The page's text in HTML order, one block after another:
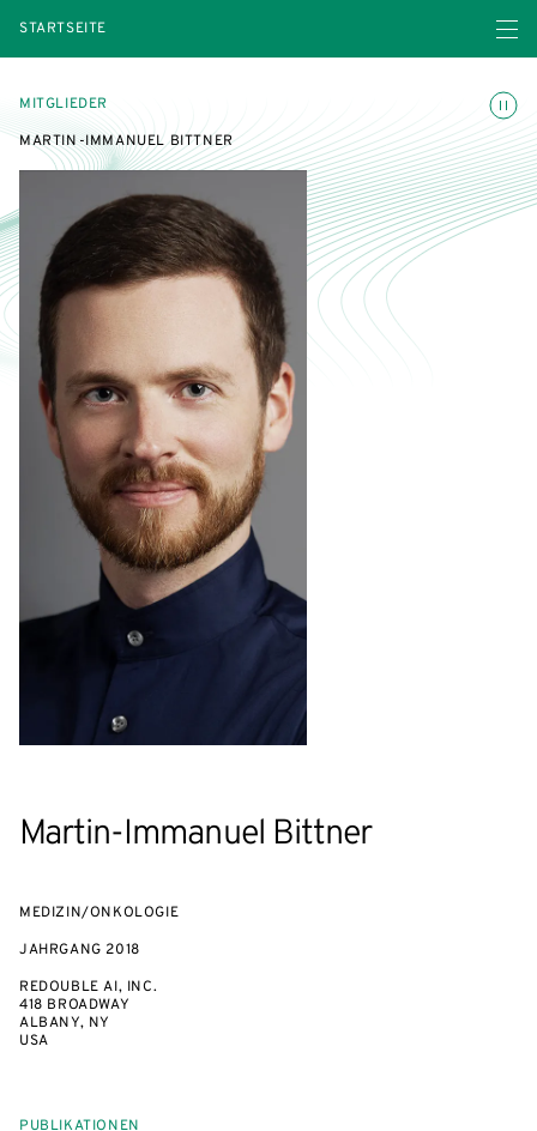
STARTSEITE Menü
MITGLIEDER
MARTIN-IMMANUEL BITTNER
Martin-Immanuel Bittner
MEDIZIN/ONKOLOGIE
JAHRGANG 2018
REDOUBLE AI, INC.
418 BROADWAY
ALBANY, NY
USA
PUBLIKATIONEN